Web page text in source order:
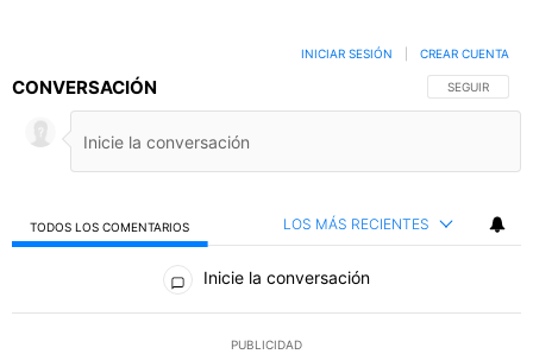
CONVERSACIÓN SIGA ESTA
SEGUIR
INICIAR SESIÓN CREAR CUENTA
TODOS LOS COMENTARIOS LOS MÁS RECIENTES
Todos los comentarios
Inicie la conversación
PUBLICIDAD